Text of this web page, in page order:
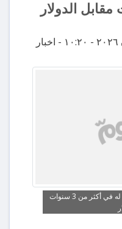
- اخبار
اليوان الصيني يسجل أعلى مستوى له في أكثر من 3 سنوات